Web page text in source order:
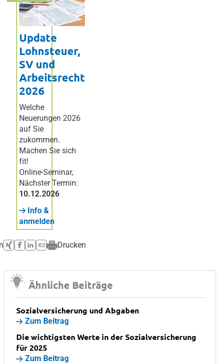
Update
Lohnsteuer,
SV und
Arbeitsrecht
2026
Welche
Neuerungen 2026
auf Sie
zukommen.
Machen Sie sich
fit!
Online-Seminar,
Nächster Termin:
10.12.2026
Info &
anmelden
Drucken
Ähnliche Beiträge
Sozialversicherung und Abgaben
Zum Beitrag
Die wichtigsten Werte in der Sozialversicherung
für 2025
Zum Beitrag